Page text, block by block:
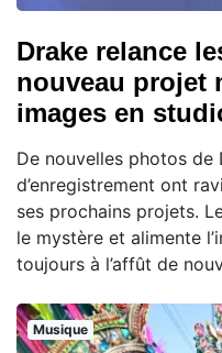
Drake relance
nouveau projet
images en
De nouvelles photos de
d’enregistrement ont
ses prochains projets.
le mystère et alimente
toujours à l’affût de
Musique